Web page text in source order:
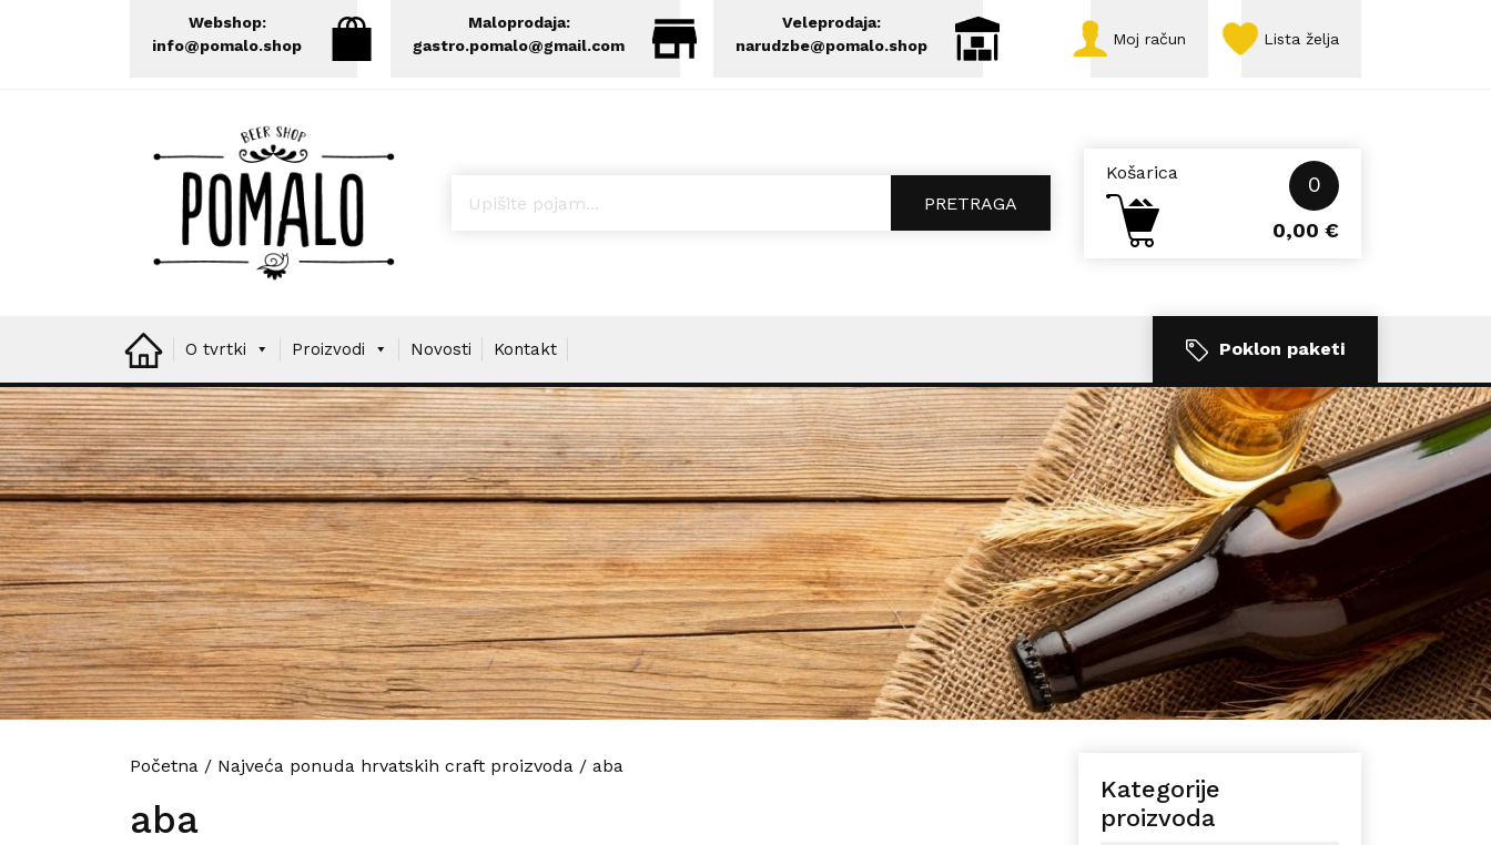
Webshop:
info@pomalo.shop
Maloprodaja:
gastro.pomalo@gmail.com
Veleprodaja:
narudzbe@pomalo.shop
Moj račun Lista želja
PRETRAGA
Košarica 0
0,00 €
O tvrtki Proizvodi Novosti Kontakt Poklon paketi
Početna / Najveća ponuda hrvatskih craft proizvoda / aba
aba
Kategorije
proizvoda